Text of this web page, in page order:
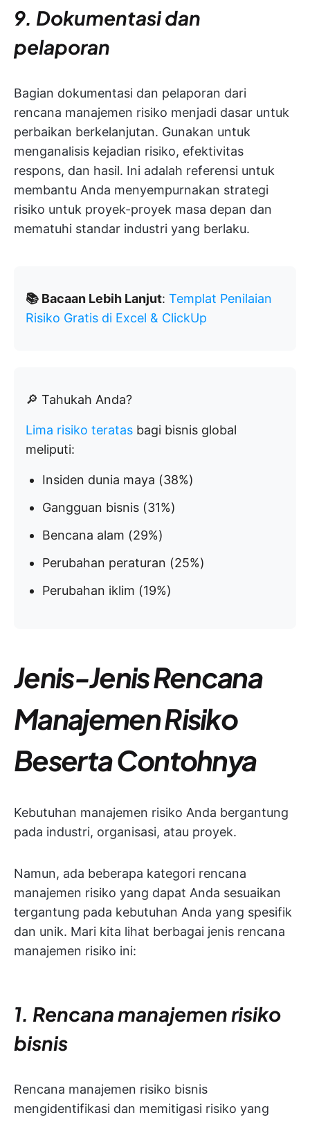
9. Dokumentasi dan
pelaporan
Bagian dokumentasi dan pelaporan dari
rencana manajemen risiko menjadi dasar untuk
perbaikan berkelanjutan. Gunakan untuk
menganalisis kejadian risiko, efektivitas
respons, dan hasil. Ini adalah referensi untuk
membantu Anda menyempurnakan strategi
risiko untuk proyek-proyek masa depan dan
mematuhi standar industri yang berlaku.
📚 Bacaan Lebih Lanjut: Templat Penilaian
Risiko Gratis di Excel & ClickUp
🔎 Tahukah Anda?
Lima risiko teratas bagi bisnis global
meliputi:
Insiden dunia maya (38%)
Gangguan bisnis (31%)
Bencana alam (29%)
Perubahan peraturan (25%)
Perubahan iklim (19%)
Jenis-Jenis Rencana
Manajemen Risiko
Beserta Contohnya
Kebutuhan manajemen risiko Anda bergantung
pada industri, organisasi, atau proyek.
Namun, ada beberapa kategori rencana
manajemen risiko yang dapat Anda sesuaikan
tergantung pada kebutuhan Anda yang spesifik
dan unik. Mari kita lihat berbagai jenis rencana
manajemen risiko ini:
1. Rencana manajemen risiko
bisnis
Rencana manajemen risiko bisnis
mengidentifikasi dan memitigasi risiko yang